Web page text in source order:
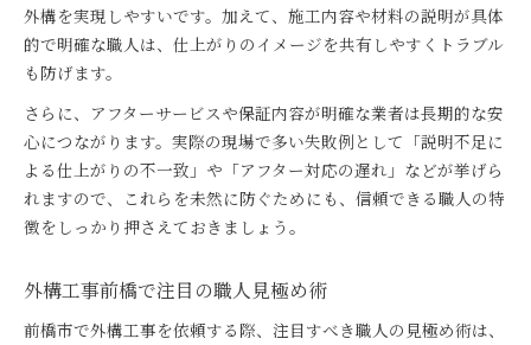
前橋市職人の見積もり比較で注意する点
エクステリア設計力で比較する職人選び
前橋市で外構工事を成功させるコツ
前橋市エクステリア成功の職人活用法
外構工事前橋でおすすめ職人との連携術
エクステリア工事をスムーズに進める方法
外構群馬県で理想の仕上がりを実現するコツ
外構を実現しやすいです。加えて、施工内容や材料の説明が具体
的で明確な職人は、仕上がりのイメージを共有しやすくトラブル
も防げます。
さらに、アフターサービスや保証内容が明確な業者は長期的な安
心につながります。実際の現場で多い失敗例として「説明不足に
よる仕上がりの不一致」や「アフター対応の遅れ」などが挙げら
れますので、これらを未然に防ぐためにも、信頼できる職人の特
徴をしっかり押さえておきましょう。
外構工事前橋で注目の職人見極め術
前橋市で外構工事を依頼する際、注目すべき職人の見極め術は、